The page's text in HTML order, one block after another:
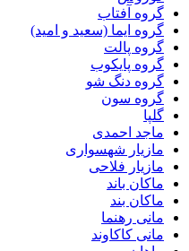
گروه آفتاب
گروه ایما (سعید و امید)
گروه پالت
گروه پایکوب
گروه دنگ شو
گروه سون
گلپا
ماجد احمدی
مازیار شهسواری
مازیار فلاحی
ماکان باند
ماکان بند
مانی رهنما
مانی کاکاوند